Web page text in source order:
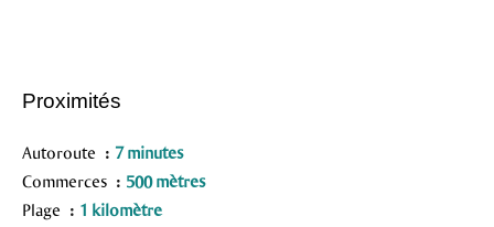
Proximités
Autoroute
7 minutes
Commerces
500 mètres
Plage
1 kilomètre